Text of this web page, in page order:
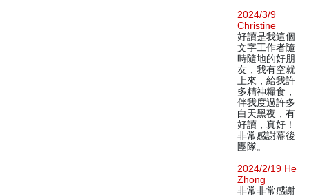
2024/3/9
Christine
好讀是我這個
文字工作者隨
時隨地的好朋
友，我有空就
上來，給我許
多精神糧食，
伴我度過許多
白天黑夜，有
好讀，真好！
非常感謝幕後
團隊。
2024/2/19 He
Zhong
非常非常感谢